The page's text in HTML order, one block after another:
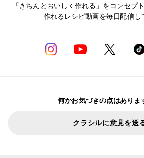
「きちんとおいしく作れる」をコンセプ
作れるレシピ動画を毎日配信し
何かお気づきの点はありま
クラシルに意見を送